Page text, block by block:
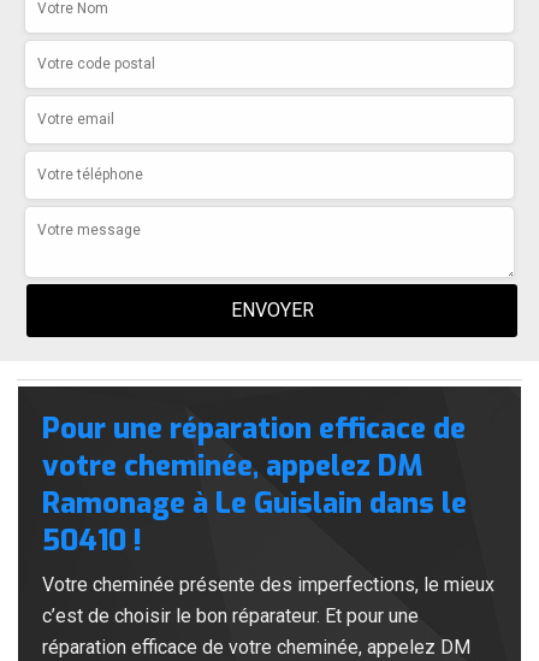
Pour une réparation efficace de
votre cheminée, appelez DM
Ramonage à Le Guislain dans le
50410 !
Votre cheminée présente des imperfections, le mieux
c’est de choisir le bon réparateur. Et pour une
réparation efficace de votre cheminée, appelez DM